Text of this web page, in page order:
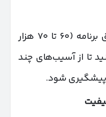
تسمه تایم را طبق برنامه (۶۰ تا ۷۰ هزار
تا از آسیب‌های چند
پیشگیری شود.